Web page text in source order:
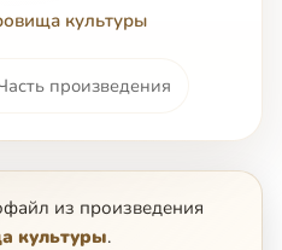
культуры
произведения
из произведения
культуры.